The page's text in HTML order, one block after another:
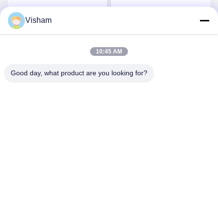
কটন উলসার্জিক্যাল ডিসপোজেবল
শোষণযোগ্য জীবাণুমুক্ত তুলার বল
সার্জিক্যাল ডিসপোজেবল জীবাণুমুক্ত
সেরা দাম পান
চিকিৎসা ক্ষত ড্রেসিং
Visham
10:45 AM
Good day, what product are you looking for?